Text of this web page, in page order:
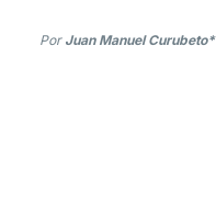
Por Juan Manuel Curubeto*